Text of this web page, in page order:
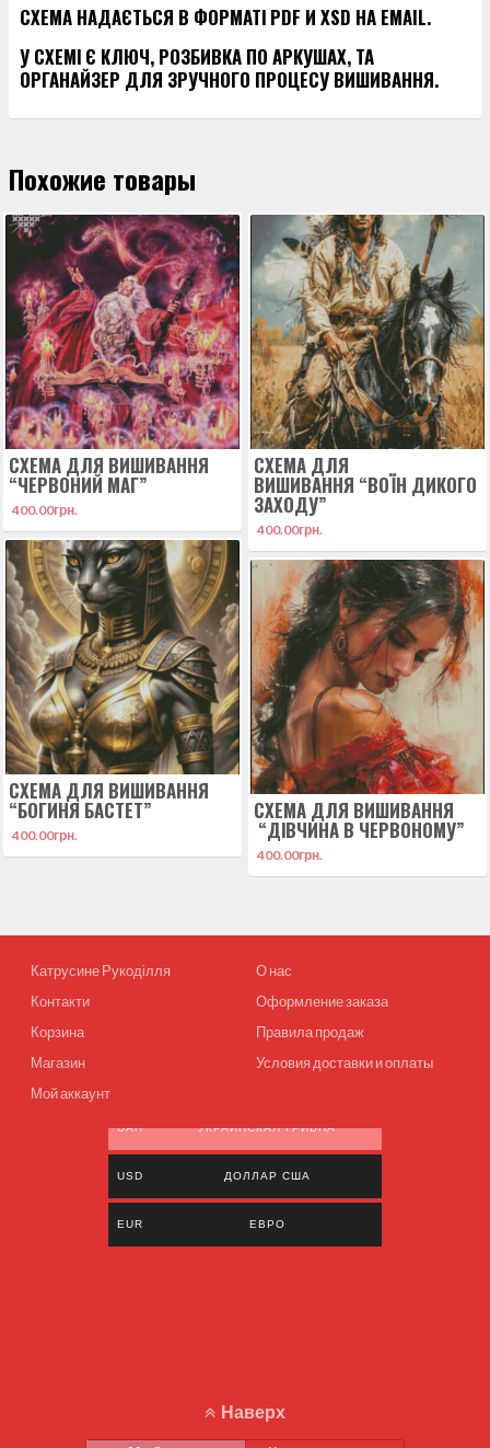
СХЕМА НАДАЄТЬСЯ В ФОРМАТІ PDF И XSD НА EMAIL.
У СХЕМІ Є КЛЮЧ, РОЗБИВКА ПО АРКУШАХ, ТА
ОРГАНАЙЗЕР ДЛЯ ЗРУЧНОГО ПРОЦЕСУ ВИШИВАННЯ.
Похожие товары
СХЕМА ДЛЯ ВИШИВАННЯ
“ЧЕРВОНИЙ МАГ”
400.00грн.
СХЕМА ДЛЯ
ВИШИВАННЯ “ВОЇН ДИКОГО
ЗАХОДУ”
400.00грн.
СХЕМА ДЛЯ ВИШИВАННЯ
“БОГИНЯ БАСТЕТ”
400.00грн.
СХЕМА ДЛЯ ВИШИВАННЯ
“ДІВЧИНА В ЧЕРВОНОМУ”
400.00грн.
Катрусине Рукоділля
Контакти
Корзина
Магазин
Мой аккаунт
О нас
Оформление заказа
Правила продаж
Условия доставки и оплаты
UAH УКРАИНСКАЯ ГРИВНА
USD ДОЛЛАР США
EUR ЕВРО
Наверх